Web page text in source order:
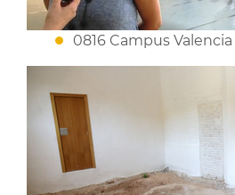
0816 Campus